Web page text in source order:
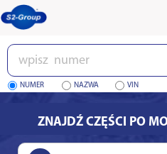
Wpisz
numer
NUMER NAZWA VIN
ZNAJDŹ CZĘŚCI PO